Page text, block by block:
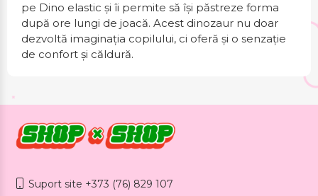
pe Dino elastic și îi permite să își păstreze forma
după ore lungi de joacă. Acest dinozaur nu doar
dezvoltă imaginația copilului, ci oferă și o senzație
de confort și căldură.
Suport site +373 (76) 829 107